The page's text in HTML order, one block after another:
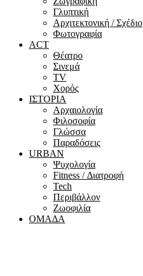
Γλυπτική
Αρχιτεκτονική / Σχέδιο
Φωτογραφία
ACT
Θέατρο
Σινεμά
ΤV
Χορός
ΙΣΤΟΡΙΑ
Αρχαιολογία
Φιλοσοφία
Γλώσσα
Παραδόσεις
URBAN
Ψυχολογία
Fitness / Διατροφή
Tech
Περιβάλλον
Ζωοφιλία
ΟΜΑΔΑ